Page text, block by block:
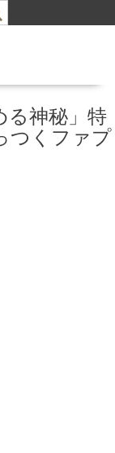
る神秘」特
つくファプ